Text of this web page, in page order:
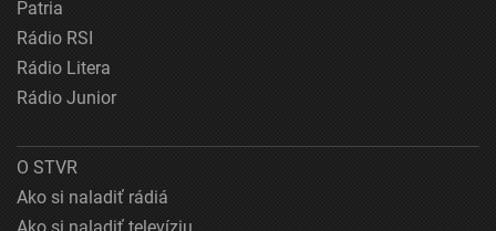
Patria
Rádio RSI
Rádio Litera
Rádio Junior
O STVR
Ako si naladiť rádiá